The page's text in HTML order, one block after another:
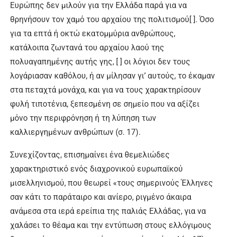
Ευρώπης δεν μιλούν για την Ελλάδα παρά για να
θρηνήσουν τον χαμό του αρχαίου της πολιτισμού[ ]. Όσο
για τα επτά ή οκτώ εκατομμύρια ανθρώπους,
κατάλοιπα ζωντανά του αρχαίου λαού της
πολυαγαπημένης αυτής γης, [ ] οι λόγιοι δεν τους
λογάριασαν καθόλου, ή αν μίλησαν γι’ αυτούς, το έκαμαν
στα πεταχτά μονάχα, και για να τους χαρακτηρίσουν
φυλή τιποτένια, ξεπεσμένη σε σημείο που να αξίζει
μόνο την περιφρόνηση ή τη λύπηση των
καλλιεργημένων ανθρώπων (σ. 17).
Συνεχίζοντας, επισημαίνει ένα θεμελιώδες
χαρακτηριστικό ενός διαχρονικού ευρωπαϊκού
μισελληνισμού, που θεωρεί «τους σημερινούς Έλληνες
σαν κάτι το παράταιρο και ανίερο, ριγμένο άκαιρα
ανάμεσα στα ιερά ερείπια της παλιάς Ελλάδας, για να
χαλάσει το θέαμα και την εντύπωση στους ελλόγιμους